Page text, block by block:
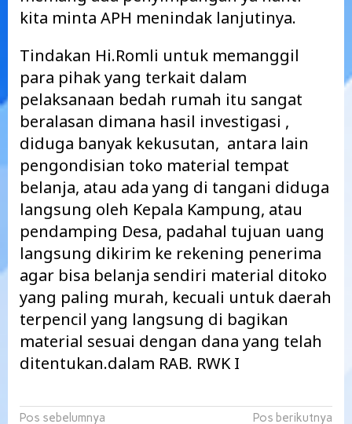
kita minta APH menindak lanjutinya.
Tindakan Hi.Romli untuk memanggil
para pihak yang terkait dalam
pelaksanaan bedah rumah itu sangat
beralasan dimana hasil investigasi ,
diduga banyak kekusutan, antara lain
pengondisian toko material tempat
belanja, atau ada yang di tangani diduga
langsung oleh Kepala Kampung, atau
pendamping Desa, padahal tujuan uang
langsung dikirim ke rekening penerima
agar bisa belanja sendiri material ditoko
yang paling murah, kecuali untuk daerah
terpencil yang langsung di bagikan
material sesuai dengan dana yang telah
ditentukan.dalam RAB. RWK I
Pos sebelumnya
Pos berikutnya